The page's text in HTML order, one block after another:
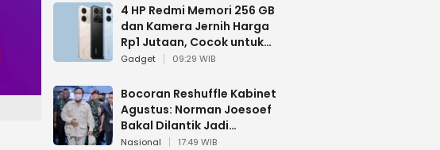
4 HP Redmi Memori 256 GB
dan Kamera Jernih Harga
Rp1 Jutaan, Cocok untuk
Multitasking
Gadget 09:29 WIB
Bocoran Reshuffle Kabinet
Agustus: Norman Joesoef
Bakal Dilantik Jadi
Wamenhan RI
Nasional 17:49 WIB